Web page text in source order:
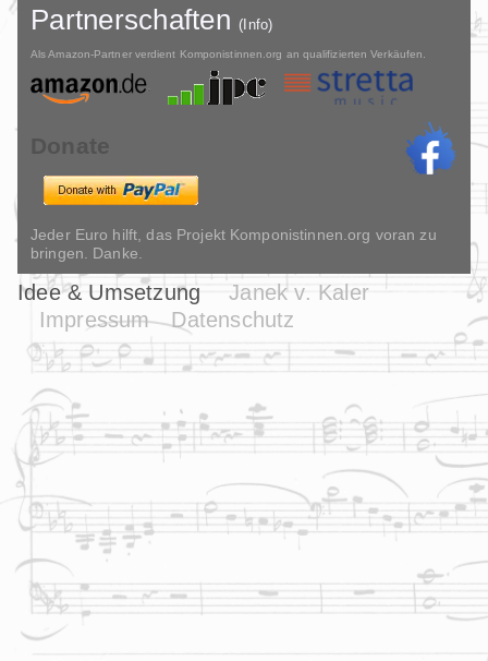
Partnerschaften(Info)
Als Amazon-Partner verdient Komponistinnen.org an qualifizierten Verkäufen.
Donate
Jeder Euro hilft, das Projekt Komponistinnen.org voran zu
bringen. Danke.
Idee & Umsetzung
Janek v. Kaler
Impressum
Datenschutz